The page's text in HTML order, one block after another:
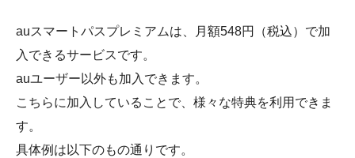
auスマートパスプレミアムは、月額548円（税込）で加
入できるサービスです。
auユーザー以外も加入できます。
こちらに加入していることで、様々な特典を利用できま
す。
具体例は以下のもの通りです。